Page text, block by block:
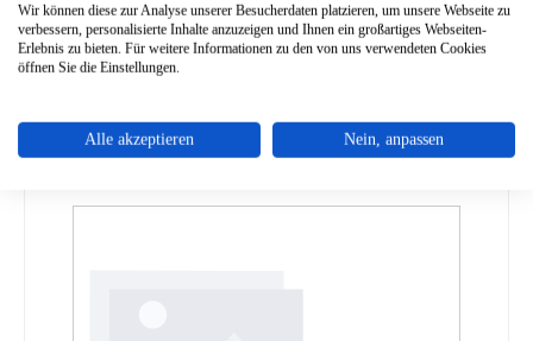
Produktnummer:01070612
Wir können diese zur Analyse unserer Besucherdaten platzieren, um unsere Webseite zu
verbessern, personalisierte Inhalte anzuzeigen und Ihnen ein großartiges Webseiten-
Erlebnis zu bieten. Für weitere Informationen zu den von uns verwendeten Cookies
öffnen Sie die Einstellungen.
Alle akzeptieren Nein, anpassen